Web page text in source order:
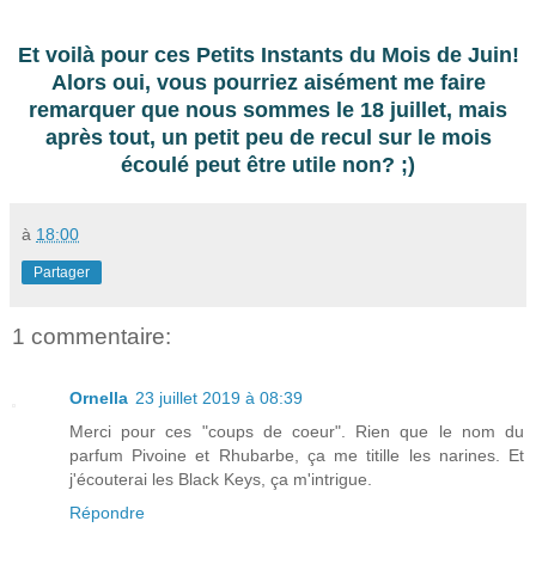
Et voilà pour ces Petits Instants du Mois de Juin!
Alors oui, vous pourriez aisément me faire
remarquer que nous sommes le 18 juillet, mais
après tout, un petit peu de recul sur le mois
écoulé peut être utile non? ;)
à 18:00
Partager
1 commentaire:
Ornella 23 juillet 2019 à 08:39
Merci pour ces "coups de coeur". Rien que le nom du
parfum Pivoine et Rhubarbe, ça me titille les narines. Et
j'écouterai les Black Keys, ça m'intrigue.
Répondre